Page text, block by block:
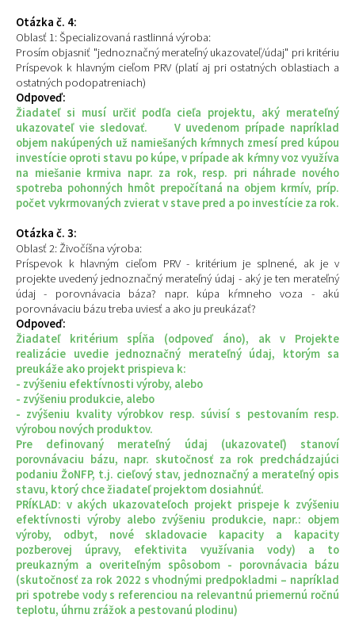
Otázka č. 4:
Oblasť 1: Špecializovaná rastlinná výroba:
Prosím objasniť "jednoznačný merateľný ukazovateľ/údaj" pri kritériu
Príspevok k hlavným cieľom PRV (platí aj pri ostatných oblastiach a
ostatných podopatreniach)
Odpoveď:
Žiadateľ si musí určiť podľa cieľa projektu, aký merateľný
ukazovateľ vie sledovať. V uvedenom prípade napríklad
objem nakúpených už namiešaných kŕmnych zmesí pred kúpou
investície oproti stavu po kúpe, v prípade ak kŕmny voz využíva
na miešanie krmiva napr. za rok, resp. pri náhrade nového
spotreba pohonných hmôt prepočítaná na objem krmív, príp.
počet vykrmovaných zvierat v stave pred a po investície za rok.
Otázka č. 3:
Oblasť 2: Živočíšna výroba:
Príspevok k hlavným cieľom PRV - kritérium je splnené, ak je v
projekte uvedený jednoznačný merateľný údaj - aký je ten merateľný
údaj - porovnávacia báza? napr. kúpa kŕmneho voza - akú
porovnávaciu bázu treba uviesť a ako ju preukázať?
Odpoveď:
Žiadateľ kritérium spĺňa (odpoveď áno), ak v Projekte
realizácie uvedie jednoznačný merateľný údaj, ktorým sa
preukáže ako projekt prispieva k:
- zvýšeniu efektívnosti výroby, alebo
- zvýšeniu produkcie, alebo
- zvýšeniu kvality výrobkov resp. súvisí s pestovaním resp.
výrobou nových produktov.
Pre definovaný merateľný údaj (ukazovateľ) stanoví
porovnávaciu bázu, napr. skutočnosť za rok predchádzajúci
podaniu ŽoNFP, t.j. cieľový stav, jednoznačný a merateľný opis
stavu, ktorý chce žiadateľ projektom dosiahnúť.
PRÍKLAD: v akých ukazovateľoch projekt prispeje k zvýšeniu
efektívnosti výroby alebo zvýšeniu produkcie, napr.: objem
výroby, odbyt, nové skladovacie kapacity a kapacity
pozberovej úpravy, efektivita využívania vody) a to
preukazným a overiteľným spôsobom - porovnávacia bázu
(skutočnosť za rok 2022 s vhodnými predpokladmi – napríklad
pri spotrebe vody s referenciou na relevantnú priemernú ročnú
teplotu, úhrnu zrážok a pestovanú plodinu)